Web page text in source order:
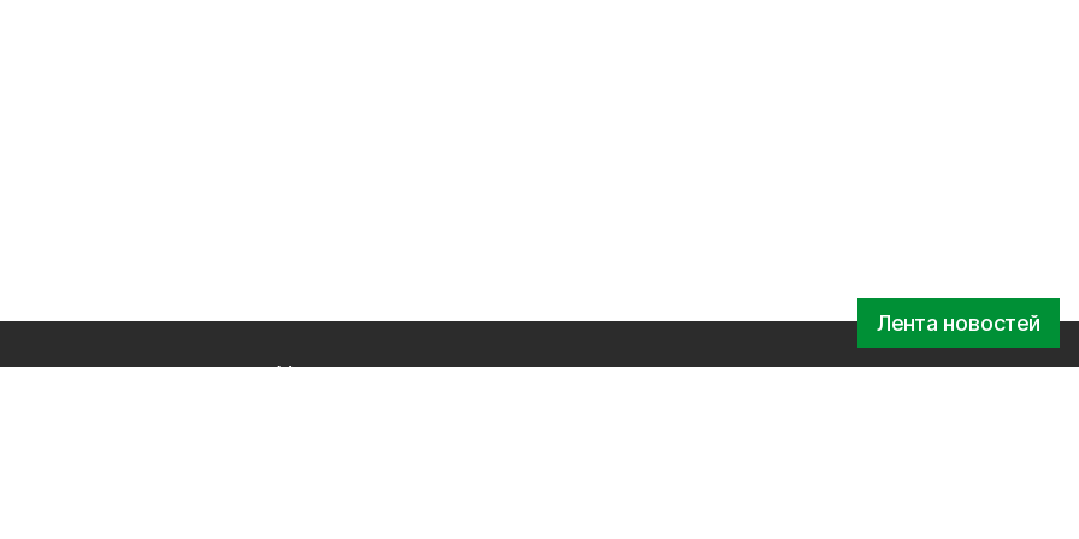
Лента новостей
Мы в соцсетях